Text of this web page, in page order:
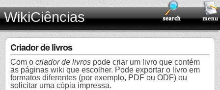
WikiCiências
Criador de livros
Com o criador de livros pode criar um livro que contém
as páginas wiki que escolher. Pode exportar o livro em
formatos diferentes (por exemplo, PDF ou ODF) ou
solicitar uma cópia impressa.